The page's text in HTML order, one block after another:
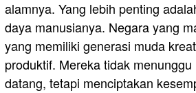
alamnya. Yang lebih penting
daya manusianya. Negara yang
yang memiliki generasi muda
produktif. Mereka tidak
datang, tetapi menciptakan